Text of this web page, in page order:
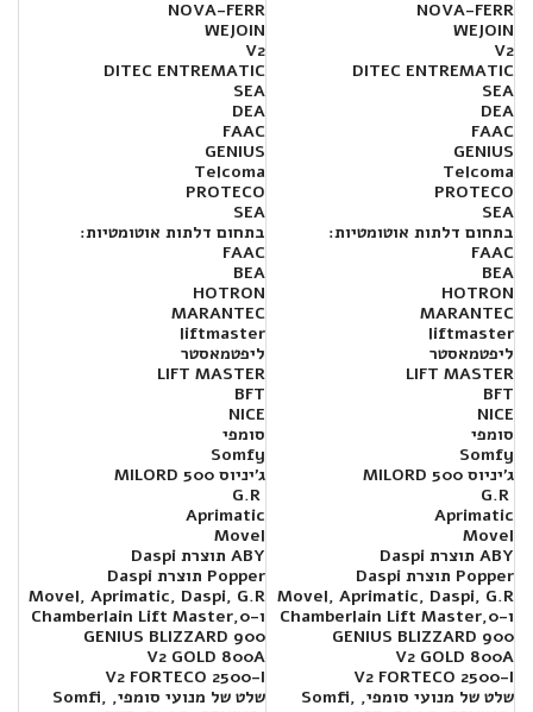
NOVA-FERR
WEJOIN
V2
DITEC ENTREMATIC
SEA
DEA
FAAC
GENIUS
Telcoma
PROTECO
SEA
בתחום דלתות אוטומטיות:
FAAC
BEA
HOTRON
MARANTEC
liftmaster
ליפטמאסטר
LIFT MASTER
BFT
NICE
סומפי
Somfy
ג'יניוס MILORD 500
Aprimatic
Movel
ABY תוצרת Daspi
Popper תוצרת Daspi
Movel, Aprimatic, Daspi, G.R
ו-Chamberlain Lift Master,0
GENIUS BLIZZARD 900
V2 GOLD 800A
V2 FORTECO 2500-I
שלט של מנועי סומפי, Somfi,
NOVA-FERR
WEJOIN
V2
DITEC ENTREMATIC
SEA
DEA
FAAC
GENIUS
Telcoma
PROTECO
SEA
בתחום דלתות אוטומטיות:
FAAC
BEA
HOTRON
MARANTEC
liftmaster
ליפטמאסטר
LIFT MASTER
BFT
NICE
סומפי
Somfy
ג'יניוס MILORD 500
Aprimatic
Movel
ABY תוצרת Daspi
Popper תוצרת Daspi
Movel, Aprimatic, Daspi, G.R
ו-Chamberlain Lift Master,0
GENIUS BLIZZARD 900
V2 GOLD 800A
V2 FORTECO 2500-I
שלט של מנועי סומפי, Somfi,